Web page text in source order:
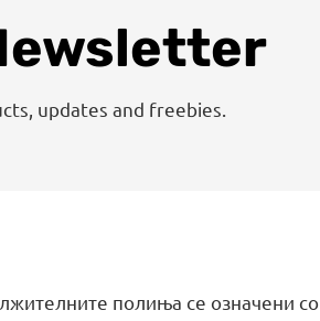
updates and freebies.
полиња се означени со